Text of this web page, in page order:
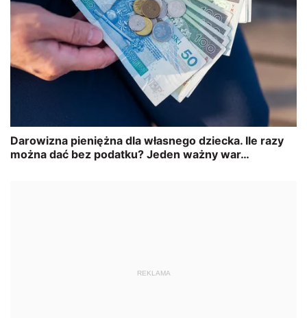
REKLAMA